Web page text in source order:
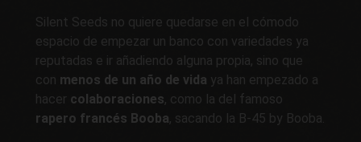
Silent Seeds no quiere quedarse en el cómodo
espacio de empezar un banco con variedades ya
reputadas e ir añadiendo alguna propia, sino que
con menos de un año de vida ya han empezado a
hacer colaboraciones, como la del famoso
rapero francés Booba, sacando la B-45 by Booba.